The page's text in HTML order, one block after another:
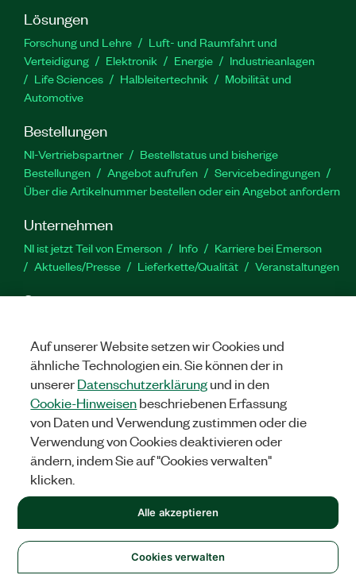
Lösungen
Forschung und Lehre
Luft- und Raumfahrt und
Verteidigung
Elektronik Energie
Industrieanlagen
Life Sciences
Halbleitertechnik
Mobilität und
Automotive
Bestellungen
NI-Vertriebspartner
Bestellstatus und bisherige
Bestellungen
Angebot aufrufen
Servicebedingungen
Über die Artikelnummer bestellen oder ein Angebot anfordern
Unternehmen
NI ist jetzt Teil von Emerson Info
Karriere bei Emerson
Aktuelles/Presse
Lieferkette/Qualität Veranstaltungen
Support
Produktaktivierung
Serviceanfrage stellen
Feedback
zur Website
YouTube
Twitter
© 2026
VORBEHALTEN.
Auf unserer Website setzen wir Cookies und
ähnliche Technologien ein. Sie können der in
unsererDatenschutzerklärungund in den
Cookie-Hinweisenbeschriebenen Erfassung
von Daten und Verwendung zustimmen oder die
Verwendung von Cookies deaktivieren oder
ändern, indem Sie auf "Cookies verwalten"
klicken.
Cookies verwalten
Alle akzeptieren